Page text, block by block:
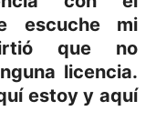
escuche mi
que no
licencia.
estoy y aquí